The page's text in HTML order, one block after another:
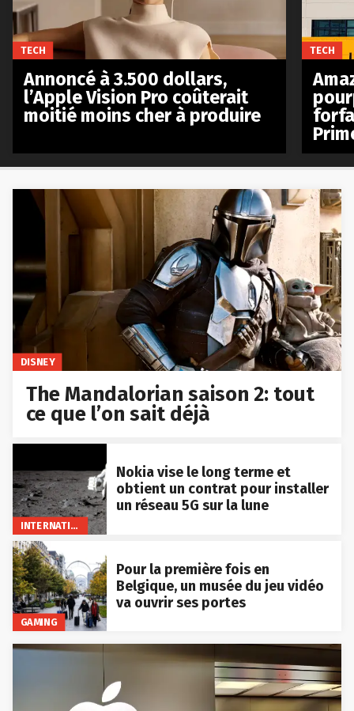
DISNEY
The Mandalorian saison 2: tout
ce que l’on sait déjà
INTERNATIONAL
Nokia vise le long terme et
obtient un contrat pour installer
un réseau 5G sur la lune
GAMING
Pour la première fois en
Belgique, un musée du jeu vidéo
va ouvrir ses portes
TECH
Annoncé à 3.500 dollars,
l’Apple Vision Pro coûterait
moitié moins cher à produire
TECH